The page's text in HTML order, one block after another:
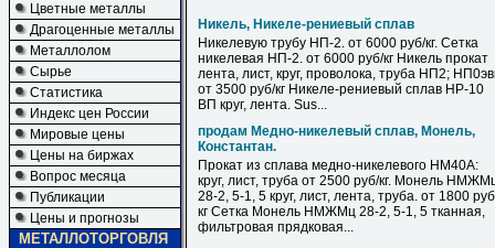
Цветные металлы
Драгоценные металлы
Металлолом
Сырье
Статистика
Индекс цен России
Мировые цены
Цены на биржах
Вопрос месяца
Публикации
Цены и прогнозы
МЕТАЛЛОТОРГОВЛЯ
Никель, Никеле-рениевый сплав
Никелевую трубу НП-2. от 6000 руб/кг. Сетка
никелевая НП-2. от 6000 руб/кг Никель прокат
лента, лист, круг, проволока, труба НП2;
от 3500 руб/кг Никеле-рениевый сплав НР-10
ВП круг, лента. Sus...
продам Медно-никелевый сплав, Монель,
Константан.
Прокат из сплава медно-никелевого НМ40А:
круг, лист, труба от 2500 руб/кг. Монель
28-2, 5-1, 5 круг, лист, лента, труба. от 1800
кг Сетка Монель НМЖМц 28-2, 5-1, 5 тканная,
фильтровая прядковая...